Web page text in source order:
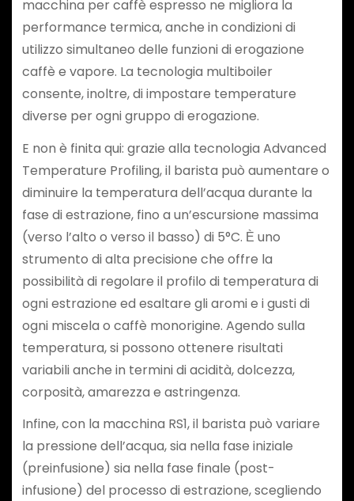
macchina per caffè espresso ne migliora la
performance termica, anche in condizioni di
utilizzo simultaneo delle funzioni di erogazione
caffè e vapore. La tecnologia multiboiler
consente, inoltre, di impostare temperature
diverse per ogni gruppo di erogazione.
E non è finita qui: grazie alla tecnologia Advanced
Temperature Profiling, il barista può aumentare o
diminuire la temperatura dell’acqua durante la
fase di estrazione, fino a un’escursione massima
(verso l’alto o verso il basso) di 5°C. Ѐ uno
strumento di alta precisione che offre la
possibilità di regolare il profilo di temperatura di
ogni estrazione ed esaltare gli aromi e i gusti di
ogni miscela o caffè monorigine. Agendo sulla
temperatura, si possono ottenere risultati
variabili anche in termini di acidità, dolcezza,
corposità, amarezza e astringenza.
Infine, con la macchina RS1, il barista può variare
la pressione dell’acqua, sia nella fase iniziale
(preinfusione) sia nella fase finale (post-
infusione) del processo di estrazione, scegliendo